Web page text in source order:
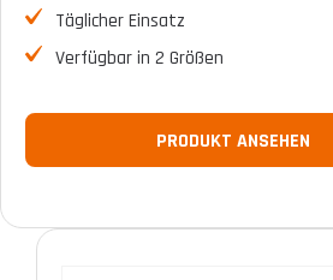
Täglicher Einsatz
Verfügbar in 2 Größen
PRODUKT ANSEHEN